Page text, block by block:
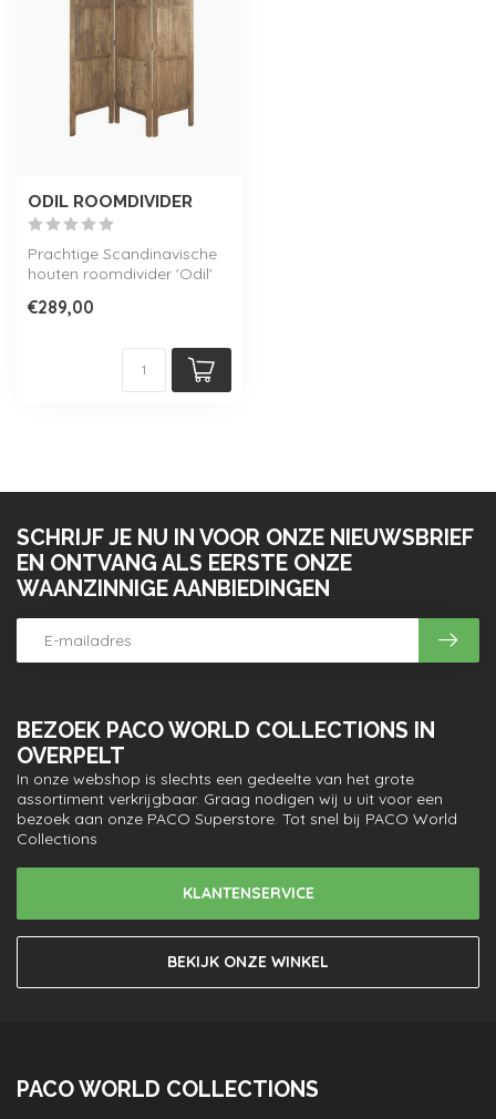
ODIL ROOMDIVIDER
Prachtige Scandinavische
houten roomdivider 'Odil'
sche...
€289,00
BEZOEK PACO WORLD COLLECTIONS IN
OVERPELT
In onze webshop is slechts een gedeelte van het grote
assortiment verkrijgbaar. Graag nodigen wij u uit voor een
bezoek aan onze PACO Superstore. Tot snel bij PACO World
Collections
KLANTENSERVICE
BEKIJK ONZE WINKEL
SCHRIJF JE NU IN VOOR ONZE NIEUWSBRIEF
EN ONTVANG ALS EERSTE ONZE
WAANZINNIGE AANBIEDINGEN
PACO WORLD COLLECTIONS